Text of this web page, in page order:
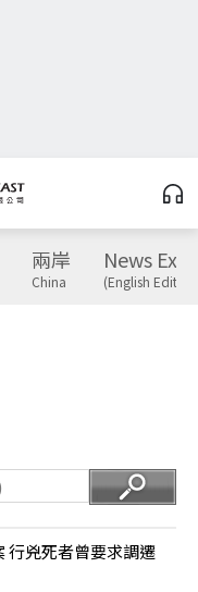
兩岸
China
News
(English
行兇死者曾要求調遷